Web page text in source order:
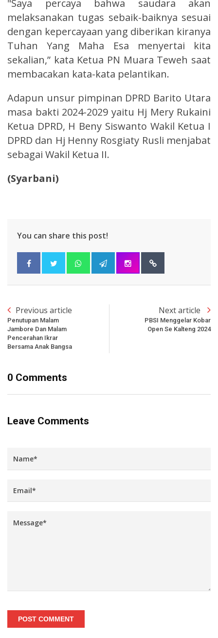
"Saya percaya bahwa saudara akan
melaksanakan tugas sebaik-baiknya sesuai
dengan kepercayaan yang diberikan kiranya
Tuhan Yang Maha Esa menyertai kita
sekalian,” kata Ketua PN Muara Teweh saat
membacakan kata-kata pelantikan.
Adapun unsur pimpinan DPRD Barito Utara
masa bakti 2024-2029 yaitu Hj Mery Rukaini
Ketua DPRD, H Beny Siswanto Wakil Ketua I
DPRD dan Hj Henny Rosgiaty Rusli menjabat
sebagai Wakil Ketua II.
(Syarbani)
You can share this post!
Previous article
Penutupan Malam
Jambore Dan Malam
Pencerahan Ikrar
Bersama Anak Bangsa
Next article
PBSI Menggelar Kobar
Open Se Kalteng 2024
0 Comments
Leave Comments
POST COMMENT